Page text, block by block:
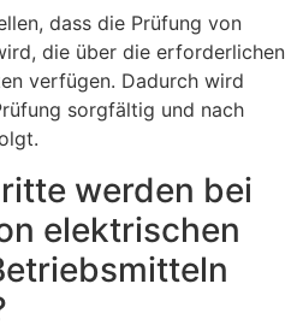
dass die Prüfung von
die über die erforderlichen
verfügen. Dadurch wird
sorgfältig und nach
werden bei
elektrischen